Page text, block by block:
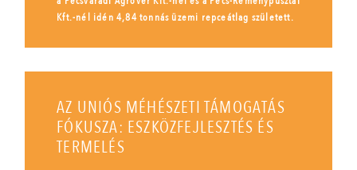
Kft.-nél idén 4,84 tonnás üzemi repceátlag született.
AZ UNIÓS MÉHÉSZETI TÁMOGATÁS
FÓKUSZA: ESZKÖZFEJLESZTÉS ÉS
TERMELÉS